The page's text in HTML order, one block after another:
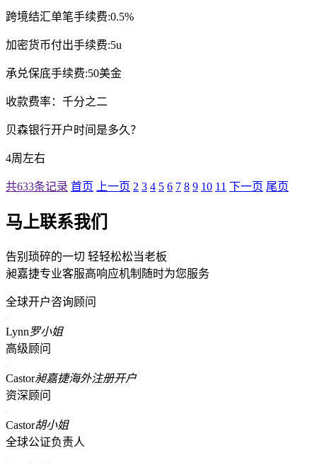
跨境结汇单笔手续费:0.5%
加密货币付出手续费:5u
承兑保底手续费:50美金
收款费率：千分之二
贝森银行开户时间是多久？
4周左右
共633条记录 首页 上一页 2 3 4 5 6 7 8 9 10 11 下一页 尾页
马上联系我们
告别琐碎的一切 轻轻松松当老板
昶嘉捷专业客服高响应机制随时为您服务
全球开户咨询顾问
Lynn罗小姐
高级顾问
Castor昶嘉捷海外注册开户
资深顾问
Castor胡小姐
全球公证负责人